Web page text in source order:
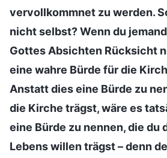
vervollkommnet zu werden.
nicht selbst? Wenn du
Gottes Absichten Rücksicht
eine wahre Bürde für die
Anstatt dies eine Bürde zu
die Kirche trägst, wäre es
eine Bürde zu nennen, die du
Lebens willen trägst – denn